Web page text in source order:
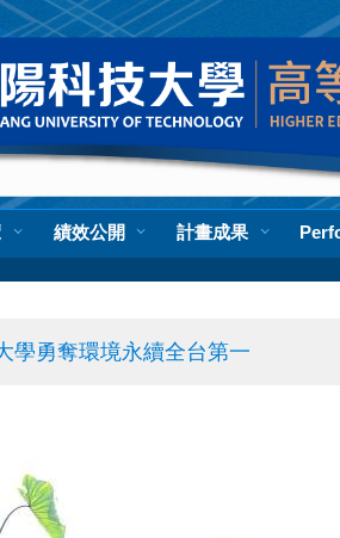
績效公開 計畫成果
學勇奪環境永續全台第一